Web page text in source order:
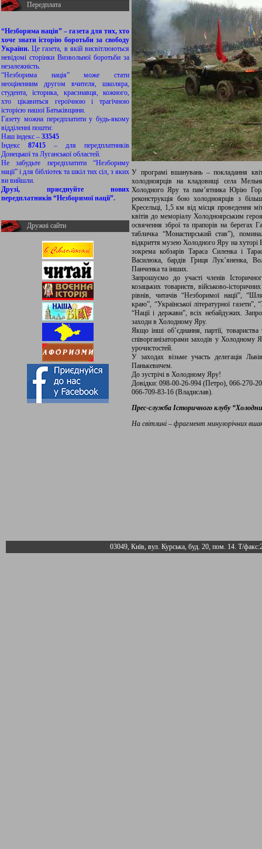
Передплата
“Незборима нація” – газета для тих, хто
хоче знати історію боротьби за свободу
України.Це газета, в якій висвітлюються
невідомі сторінки Визвольної боротьби за
незалежність.
“Незборима нація” може стати
неоціненним другом вчителя, школяра,
студента, історика, краєзнавця, кожного,
хто цікавиться героїчною і трагічною
історією нашої Батьківщини.
Газету можна передплатити у будь-якому
відділенні пошти:
Наш індекс – 33545
Індекс 87415 – для передплатників
Донецької та Луганської областей.
Не забудьте передплатити “Незбориму
нації” і для бібліотек та шкіл тих сіл, з яких
ви вийшли.
Друзі, приєднуйте нових
передплатників “Незборимої нації”.
Дружні сайти
У програмі вшанувань – покладання
холодноярців на кладовищі села
Холодного Яру та пам’ятника Юрію
реконструкція бою холодноярців з
Кресельці, 1,5 км від місця проведення
квітів до меморіалу Холодноярським
освячення зброї та прапорів на берегах
табличка “Монастирський став”),
відкриття музею Холодного Яру на хуторі
зокрема кобзарів Тараса Силенка і
Василюка, бардів Гриця Лук’яненка,
Панченка та інших.
Запрошуємо до участі членів
козацьких товариств, військово-
рівнів, читачів “Незборимої нації”,
краю”, “Української літературної газети”,
“Нації і держави”, всіх небайдужих.
заходи в Холодному Яру.
Якщо інші об’єднання, партії,
співорганізаторами заходів у Холодному
урочистостей.
У заходах візьме участь делегація
Панькевичем.
До зустрічі в Холодному Яру!
Довідки: 098-00-26-994 (Петро), 066-270-
066-709-83-16 (Владислав).
Прес-служба Історичного клубу
На світлині – фрагмент минулорічних
03049, Київ, вул. Курська, буд. 20, пом. 14. Т/